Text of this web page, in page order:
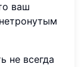
ваш
не всегда